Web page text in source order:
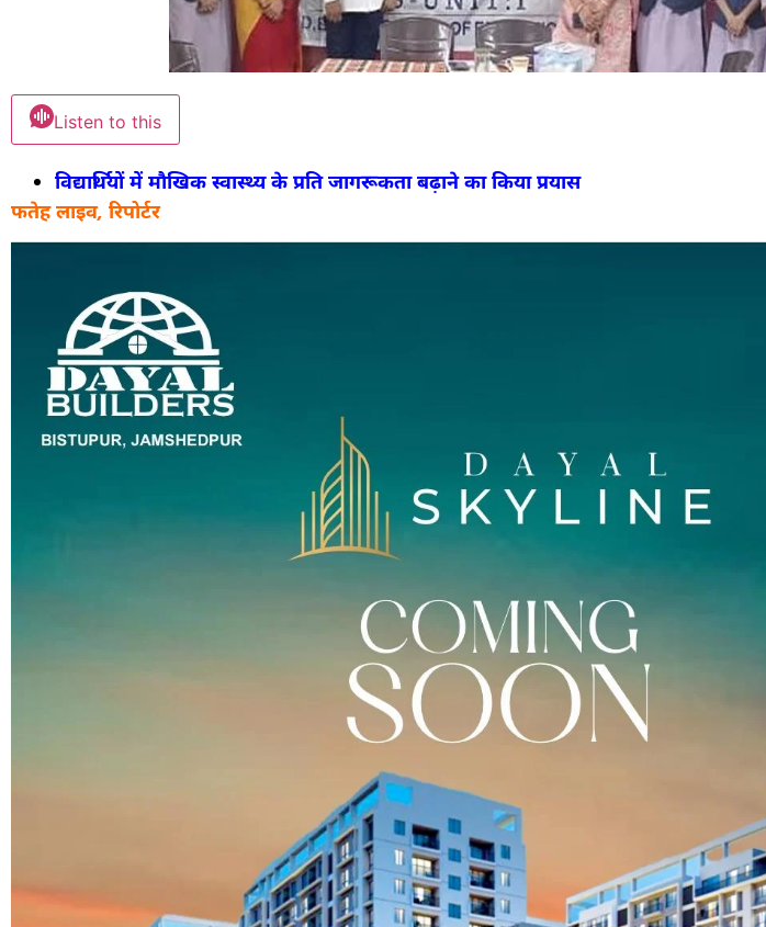
Listen to this
विद्यार्थियों में मौखिक स्वास्थ्य के प्रति जागरूकता बढ़ाने का किया प्रयास
फतेह लाइव, रिपोर्टर